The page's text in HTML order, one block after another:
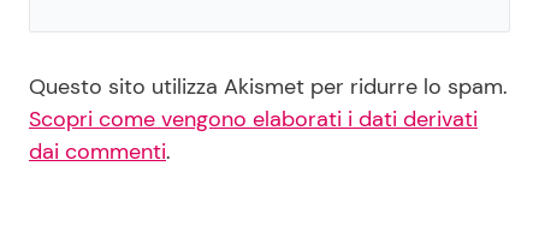
Questo sito utilizza Akismet per ridurre lo spam.
Scopri come vengono elaborati i dati derivati
dai commenti.